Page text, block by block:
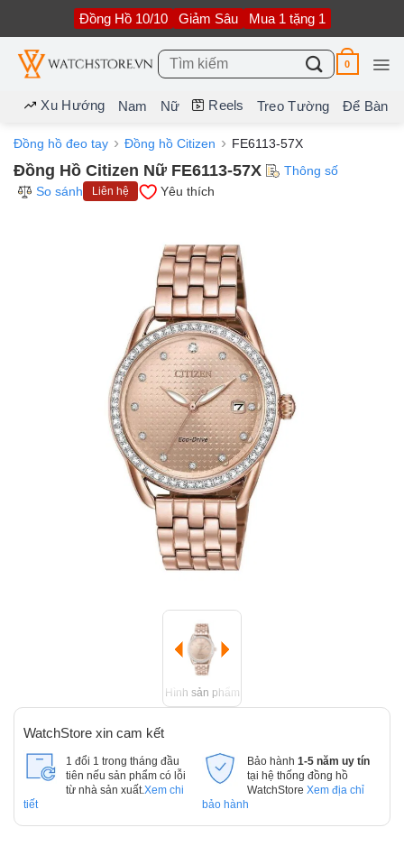
nội
dung
Đồng Hồ 10/10 Giảm Sâu Mua 1 tặng 1
Tìm
kiếm:
0
Xu Hướng Nam Nữ Reels Treo Tường Để Bàn
Đồng hồ đeo tay Đồng hồ Citizen FE6113-57X
Đồng Hồ Citizen Nữ FE6113-57X
Thông số
So sánh
Liên hệ Yêu thích
Hình sản phẩm
WatchStore xin cam kết
1 đổi 1 trong tháng đầu
tiên nếu sản phẩm có lỗi
từ nhà sản xuất. Xem chi
tiết
Bảo hành 1-5 năm uy tín
tại hệ thống đồng hồ
WatchStore Xem địa chỉ
bảo hành